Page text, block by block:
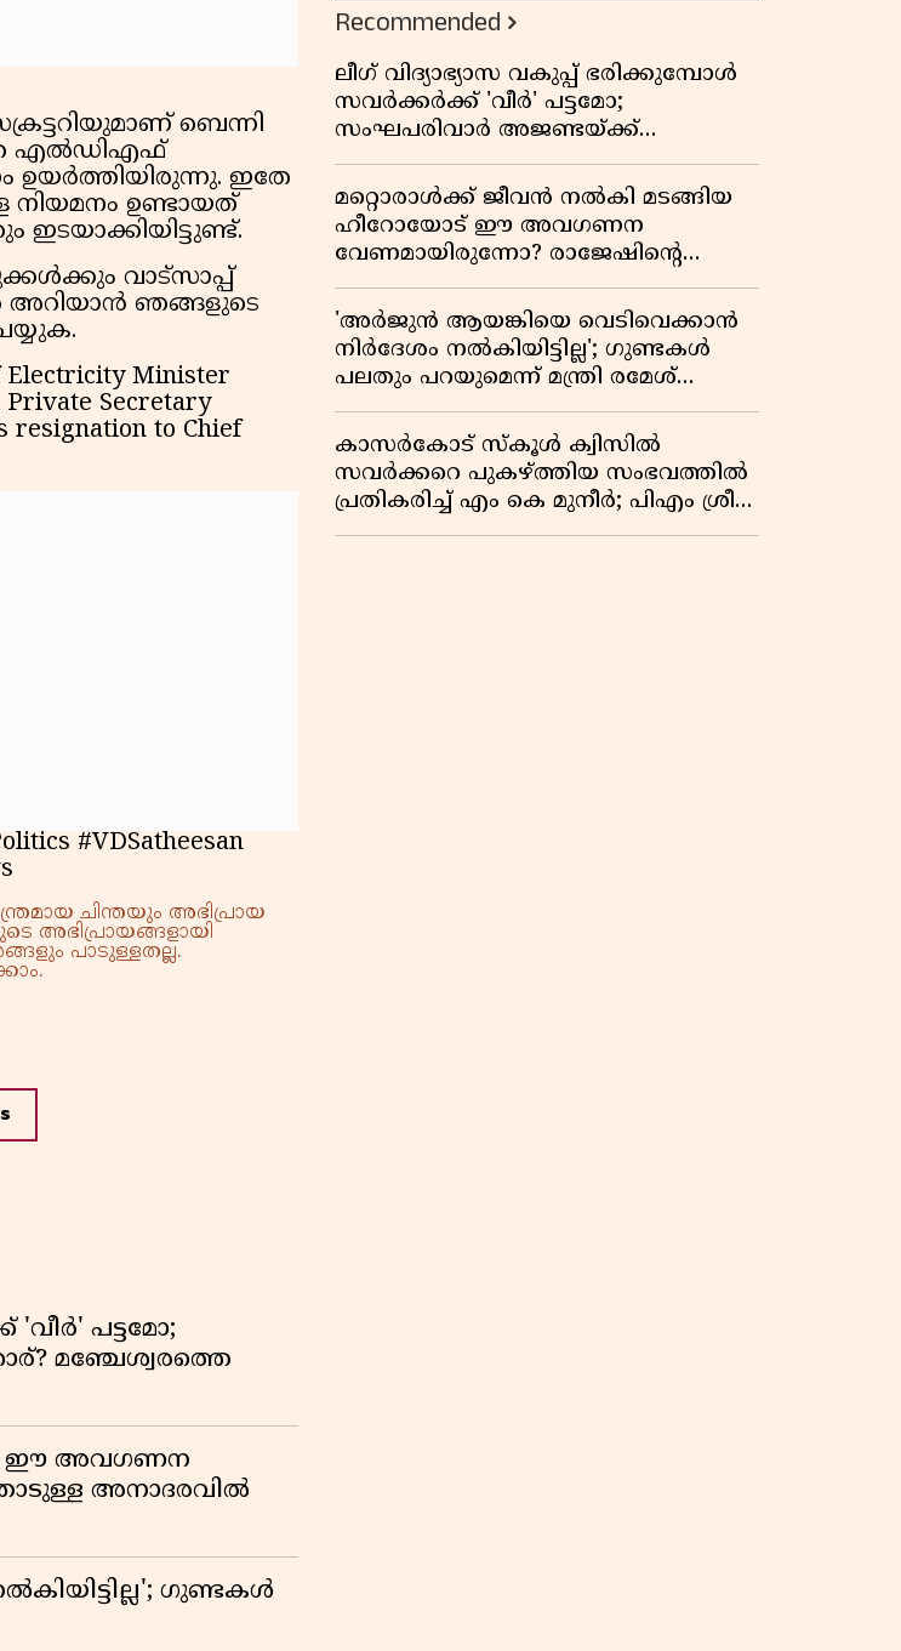
ബെന്നി
എൽഡിഎഫ്
ഉയർത്തിയിരുന്നു. ഇതേ
നിയമനം ഉണ്ടായത്
ഇടയാക്കിയിട്ടുണ്ട്.
വാട്സാപ്പ്
അറിയാൻ ഞങ്ങളുടെ
Electricity Minister
Private Secretary
resignation to Chief
#VDSatheesan
ചിന്തയും അഭിപ്രായ
അഭിപ്രായങ്ങളായി
പാടുള്ളതല്ല.
'വീർ' പട്ടമോ;
മഞ്ചേശ്വരത്തെ
ഈ അവഗണന
അനാദരവിൽ
ഗുണ്ടകൾ
Recommended
ലീഗ് വിദ്യാഭ്യാസ വകുപ്പ് ഭരിക്കുമ്പോൾ
സവർക്കർക്ക് 'വീർ' പട്ടമോ;
സംഘപരിവാർ അജണ്ടയ്ക്ക്
പച്ചക്കൊടി കാട്ടുന്നതാര്?
മഞ്ചേശ്വരത്തെ ക്വിസ് ചോദ്യം
വിവാദമാവുമ്പോൾ
മറ്റൊരാൾക്ക് ജീവൻ നൽകി മടങ്ങിയ
ഹീറോയോട് ഈ അവഗണന
വേണമായിരുന്നോ? രാജേഷിൻ്റെ
ഭൗതിക ശരീരത്തോടുള്ള അനാദരവിൽ
ആളിപ്പടരുന്ന ജനരോഷവും പാഠവും
'അർജുൻ ആയങ്കിയെ വെടിവെക്കാൻ
നിർദേശം നൽകിയിട്ടില്ല'; ഗുണ്ടകൾ
പലതും പറയുമെന്ന് മന്ത്രി രമേശ്
ചെന്നിത്തല
കാസർകോട് സ്കൂൾ ക്വിസിൽ
സവർക്കറെ പുകഴ്ത്തിയ സംഭവത്തിൽ
പ്രതികരിച്ച് എം കെ മുനീർ; പിഎം ശ്രീ
പദ്ധതിയിലും പ്രതികരണം